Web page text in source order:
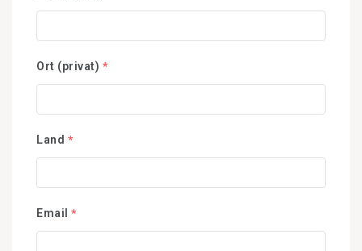
Ort (privat) *
Land *
Email *